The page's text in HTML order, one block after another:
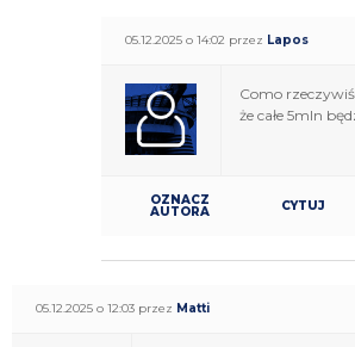
05.12.2025 o 14:02 przez Lapos
Como
że całe 5mln
OZNACZ
AUTORA CYTUJ
05.12.2025 o 12:03 przez Matti